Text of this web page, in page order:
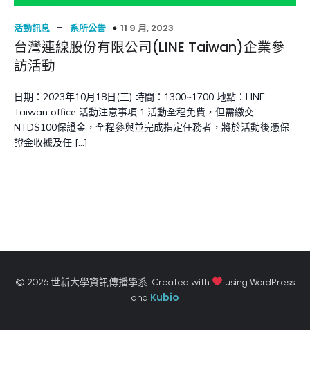
活動訊息 – 系所公告 11 9 月, 2023
台灣連線股份有限公司(LINE Taiwan)企業參
訪活動
日期：2023年10月18日(三) 時間：1300~1700 地點：LINE
Taiwan office 活動注意事項 1.活動全程免費，但需繳交
NTD$100保證金，全程參與並完成指定任務者，將於活動後憑保
證金收據及任 […]
© 2026 世新大學資訊傳播學系. Created with
using WordPress
and Kubio